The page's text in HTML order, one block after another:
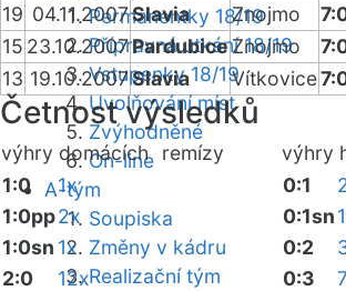
Permanentky 18/19
Přípravná utkání 18/19
Vstupenky 18/19
Uvolňování míst
Zvýhodněné
On-line
A-tým
Soupiska
Změny v kádru
Realizační tým
19 04.11.2007Slavia Znojmo
15 23.10.2007PardubiceZnojmo
13 19.10.2007Slavia Vítkovice
Četnost výsledků
výhry domácích remízy výhry
1:0
1x
1:0pp2x
1:0sn 1x
2:0
12x
0:1
0:1sn
0:2
0:3